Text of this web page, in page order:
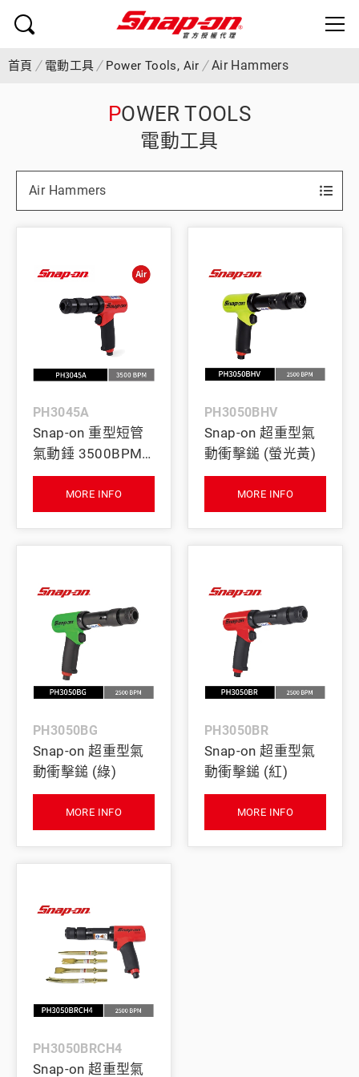
首頁 電動工具 Power Tools, Air Air Hammers
POWER TOOLS
電動工具
Air Hammers
PH3045A
Snap-on 重型短管
氣動錘 3500BPM
(紅)
MORE INFO
PH3050BHV
Snap-on 超重型氣
動衝擊鎚 (螢光黃)
MORE INFO
PH3050BG
Snap-on 超重型氣
動衝擊鎚 (綠)
MORE INFO
PH3050BR
Snap-on 超重型氣
動衝擊鎚 (紅)
MORE INFO
PH3050BRCH4
Snap-on 超重型氣